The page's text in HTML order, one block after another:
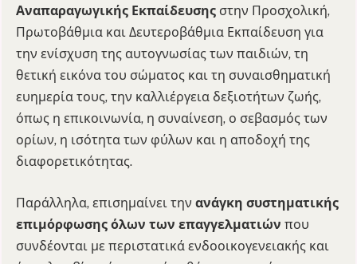
Αναπαραγωγικής Εκπαίδευσης στην Προσχολική,
Πρωτοβάθμια και Δευτεροβάθμια Εκπαίδευση για
την ενίσχυση της αυτογνωσίας των παιδιών, τη
θετική εικόνα του σώματος και τη συναισθηματική
ευημερία τους, την καλλιέργεια δεξιοτήτων ζωής,
όπως η επικοινωνία, η συναίνεση, ο σεβασμός των
ορίων, η ισότητα των φύλων και η αποδοχή της
διαφορετικότητας.
Παράλληλα, επισημαίνει την ανάγκη συστηματικής
επιμόρφωσης όλων των επαγγελματιών που
συνδέονται με περιστατικά ενδοοικογενειακής και